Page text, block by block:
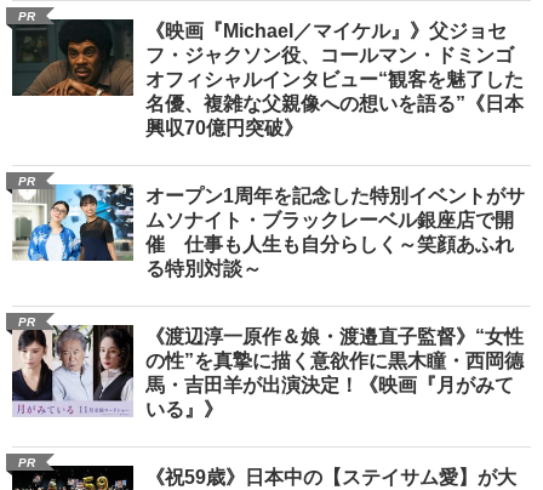
PR
《映画『Michael／マイケル』》父ジョセ
フ・ジャクソン役、コールマン・ドミンゴ
オフィシャルインタビュー“観客を魅了した
名優、複雑な父親像への想いを語る”《日本
興収70億円突破》
PR
オープン1周年を記念した特別イベントがサ
ムソナイト・ブラックレーベル銀座店で開
催 仕事も人生も自分らしく～笑顔あふれ
る特別対談～
PR
《渡辺淳一原作＆娘・渡邉直子監督》“女性
の性”を真摯に描く意欲作に黒木瞳・西岡德
馬・吉田羊が出演決定！《映画『月がみて
いる』》
PR
《祝59歳》日本中の【ステイサム愛】が大